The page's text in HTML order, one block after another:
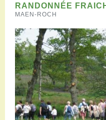
RANDONNÉE
MAEN-ROCH